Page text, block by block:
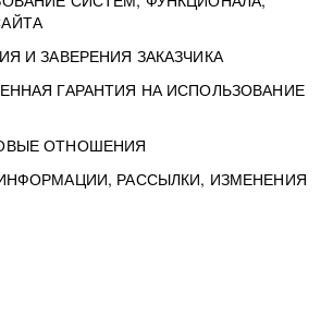
И ЗАВЕРЕНИЯ ЗАКАЗЧИКА
ГАРАНТИЯ НА ИСПОЛЬЗОВАНИЕ
ОТНОШЕНИЯ
РАССЫЛКИ, ИЗМЕНЕНИЯ